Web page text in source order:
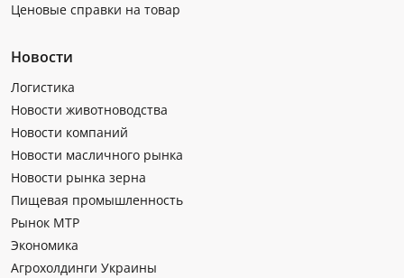
Ценовые справки на товар
Новости
Логистика
Новости животноводства
Новости компаний
Новости масличного рынка
Новости рынка зерна
Пищевая промышленность
Рынок МТР
Экономика
Агрохолдинги Украины